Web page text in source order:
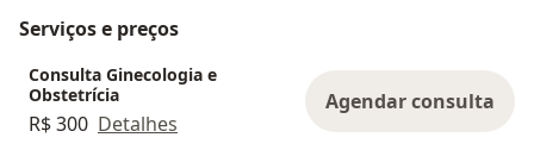
Serviços e preços
Consulta Ginecologia e
Obstetrícia
R$ 300 Detalhes
Agendar consulta